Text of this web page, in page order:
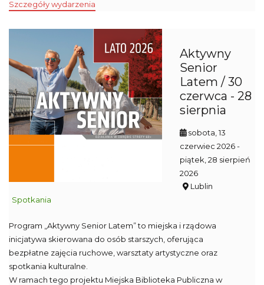
Szczegóły wydarzenia
Aktywny
Senior
Latem / 30
czerwca - 28
sierpnia
sobota, 13
czerwiec 2026-
piątek, 28 sierpień
2026
Lublin
Spotkania
Program „Aktywny Senior Latem” to miejska i rządowa
inicjatywa skierowana do osób starszych, oferująca
bezpłatne zajęcia ruchowe, warsztaty artystyczne oraz
spotkania kulturalne.
W ramach tego projektu Miejska Biblioteka Publiczna w